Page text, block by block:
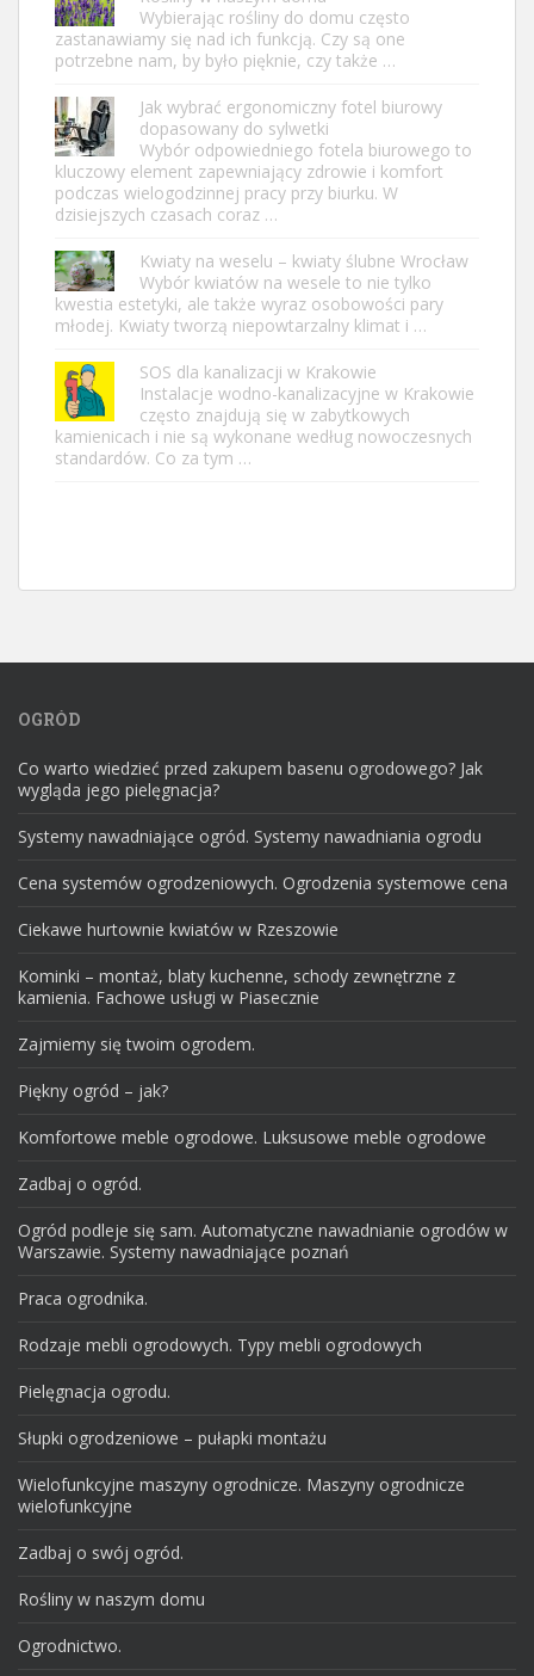
Wybierając rośliny do domu często
zastanawiamy się nad ich funkcją. Czy są one
potrzebne nam, by było pięknie, czy także …
Jak wybrać ergonomiczny fotel biurowy
dopasowany do sylwetki
Wybór odpowiedniego fotela biurowego to
kluczowy element zapewniający zdrowie i komfort
podczas wielogodzinnej pracy przy biurku. W
dzisiejszych czasach coraz …
Kwiaty na weselu – kwiaty ślubne Wrocław
Wybór kwiatów na wesele to nie tylko
kwestia estetyki, ale także wyraz osobowości pary
młodej. Kwiaty tworzą niepowtarzalny klimat i …
SOS dla kanalizacji w Krakowie
Instalacje wodno-kanalizacyjne w Krakowie
często znajdują się w zabytkowych
kamienicach i nie są wykonane według nowoczesnych
standardów. Co za tym …
OGRÓD
Co warto wiedzieć przed zakupem basenu ogrodowego? Jak
wygląda jego pielęgnacja?
Systemy nawadniające ogród. Systemy nawadniania ogrodu
Cena systemów ogrodzeniowych. Ogrodzenia systemowe cena
Ciekawe hurtownie kwiatów w Rzeszowie
Kominki – montaż, blaty kuchenne, schody zewnętrzne z
kamienia. Fachowe usługi w Piasecznie
Zajmiemy się twoim ogrodem.
Piękny ogród – jak?
Komfortowe meble ogrodowe. Luksusowe meble ogrodowe
Zadbaj o ogród.
Ogród podleje się sam. Automatyczne nawadnianie ogrodów w
Warszawie. Systemy nawadniające poznań
Praca ogrodnika.
Rodzaje mebli ogrodowych. Typy mebli ogrodowych
Pielęgnacja ogrodu.
Słupki ogrodzeniowe – pułapki montażu
Wielofunkcyjne maszyny ogrodnicze. Maszyny ogrodnicze
wielofunkcyjne
Zadbaj o swój ogród.
Rośliny w naszym domu
Ogrodnictwo.